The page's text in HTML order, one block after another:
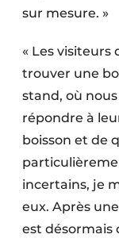
sur mesure. »
« Les visiteurs
trouver une
stand, où
répondre à
boisson et de
incertains, je
eux. Après
est désormais